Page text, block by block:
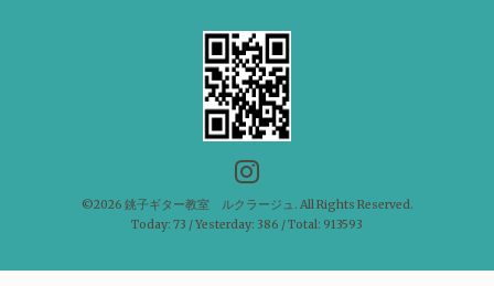
©2026 銚子ギター教室 ルクラージュ . All Rights Reserved.
Today: 73 / Yesterday: 386 / Total: 913593